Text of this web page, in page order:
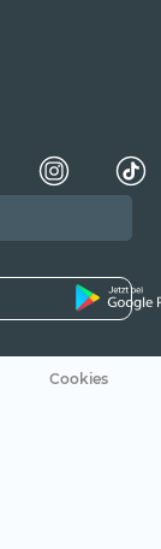
Cookies